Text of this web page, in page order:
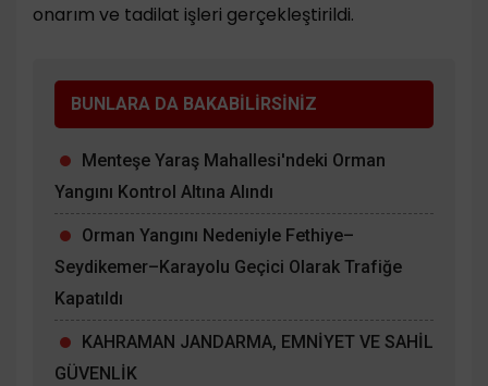
onarım ve tadilat işleri gerçekleştirildi.
BUNLARA DA BAKABİLİRSİNİZ
Menteşe Yaraş Mahallesi'ndeki Orman
Yangını Kontrol Altına Alındı
Orman Yangını Nedeniyle Fethiye–
Seydikemer–Karayolu Geçici Olarak Trafiğe
Kapatıldı
KAHRAMAN JANDARMA, EMNİYET VE SAHİL
GÜVENLİK